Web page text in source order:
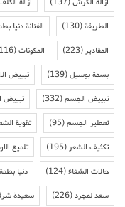
الطريقة(130) الفنانة دنيا
المقادير(223) المكونات(116)
بسمة بوسيل(139) تبييض
تبييض الجسم(332) تبييض
تعطير الجسم(95) تقوية
تكثيف الشعر(195) تلميع
حالات الشفاء(124) دنيا بطمة
سعد لمجرد(226) سعيدة